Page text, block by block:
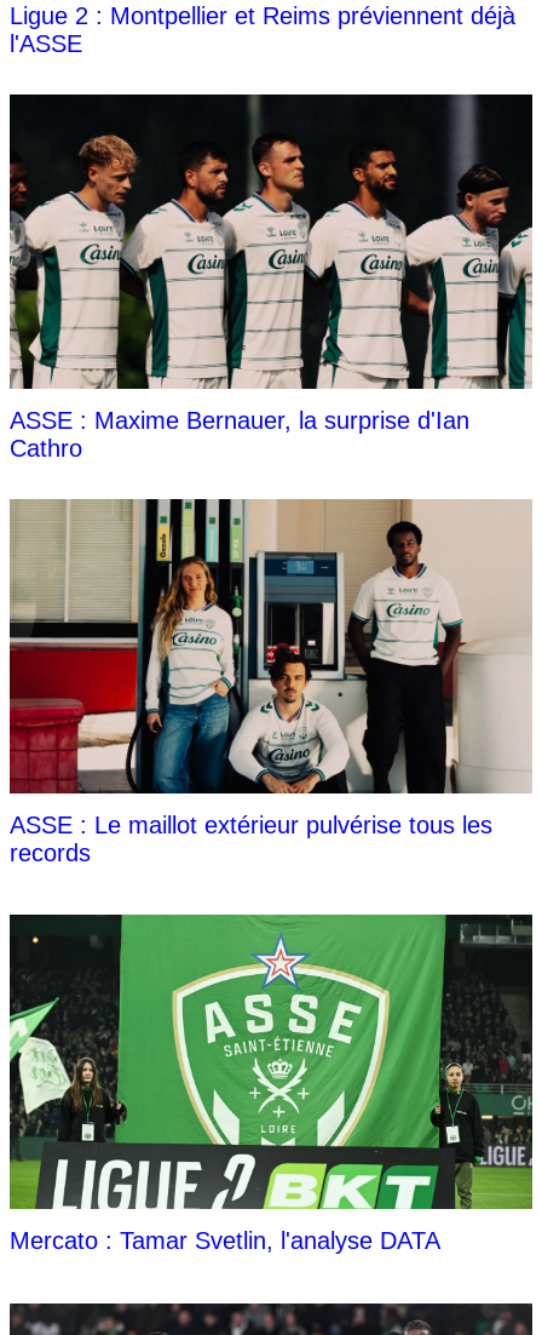
Ligue 2 : Montpellier et Reims préviennent déjà
l'ASSE
ASSE : Maxime Bernauer, la surprise d'Ian
Cathro
ASSE : Le maillot extérieur pulvérise tous les
records
Mercato : Tamar Svetlin, l'analyse DATA